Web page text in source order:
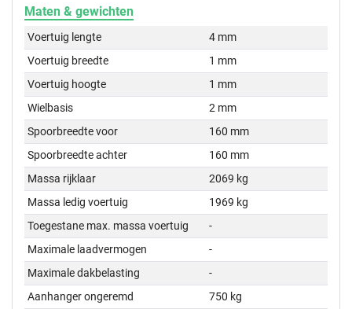
Maten & gewichten
Voertuig lengte
4 mm
Voertuig breedte
1 mm
Voertuig hoogte
1 mm
Wielbasis
2 mm
Spoorbreedte voor
160 mm
Spoorbreedte achter
160 mm
Massa rijklaar
2069 kg
Massa ledig voertuig
1969 kg
Toegestane max. massa voertuig
-
Maximale laadvermogen
-
Maximale dakbelasting
-
Aanhanger ongeremd
750 kg